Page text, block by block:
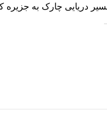
دریایی چارک به جزیره